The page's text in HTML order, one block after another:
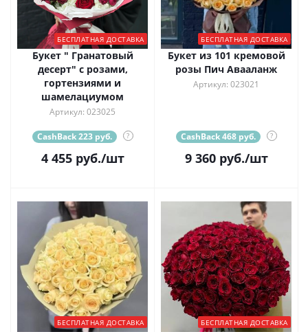
БЕСПЛАТНАЯ ДОСТАВКА
Букет " Гранатовый
десерт" с розами,
гортензиями и
шамелациумом
Артикул: 023025
CashBack 223 руб. ?
4 455руб./шт
БЕСПЛАТНАЯ ДОСТАВКА
Букет из 101 кремовой
розы Пич Авааланж
Артикул: 023021
CashBack 468 руб. ?
9 360руб./шт
БЕСПЛАТНАЯ ДОСТАВКА БЕСПЛАТНАЯ ДОСТАВКА